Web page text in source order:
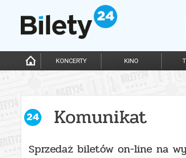
KONCERTY KINO
Komunikat
Sprzedaż biletów on-line na